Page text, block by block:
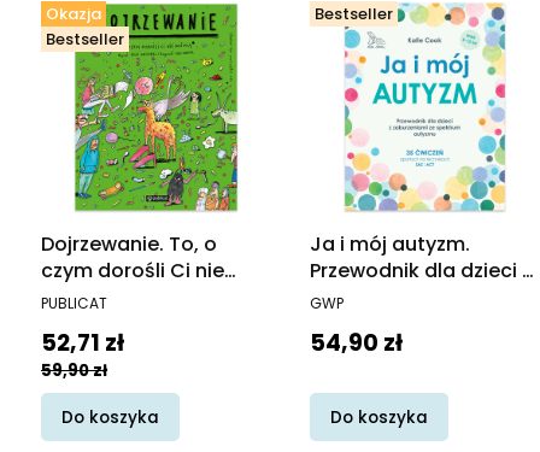
Okazja
Bestseller
Dojrzewanie. To, o
czym dorośli Ci nie
mówią
PRODUCENT
PUBLICAT
Cena promocyjna
52,71 zł
59,90 zł
Do koszyka
Bestseller
Ja i mój autyzm.
Przewodnik dla dzieci z
zaburzeniami ze
PRODUCENT
GWP
Cena
54,90 zł
Do koszyka